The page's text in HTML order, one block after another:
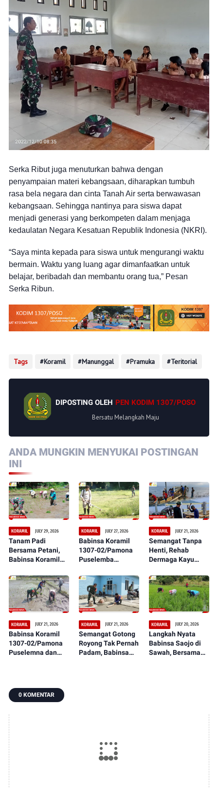
Serka Ribut juga menuturkan bahwa dengan
penyampaian materi kebangsaan, diharapkan tumbuh
rasa bela negara dan cinta Tanah Air serta berwawasan
kebangsaan. Sehingga nantinya para siswa dapat
menjadi generasi yang berkompeten dalam menjaga
kedaulatan Negara Kesatuan Republik Indonesia (NKRI).
“Saya minta kepada para siswa untuk mengurangi waktu
bermain. Waktu yang luang agar dimanfaatkan untuk
belajar, beribadah dan membantu orang tua,” Pesan
Serka Ribun.
Tags Koramil Manunggal Pramuka Teritorial
DIPOSTING OLEH PEN KODIM 1307/POSO
Bersatu Melangkah Maju
ANDA MUNGKIN MENYUKAI POSTINGAN
INI
KORAMIL JULY 29, 2026
Tanam Padi
Bersama Petani,
Babinsa Koramil
Puselemba Dukung
Peningkatan Hasil
Panen dan
Ketahanan Pangan
KORAMIL JULY 27, 2026
Babinsa Koramil
1307-02/Pamona
Puselemba
Masyarakat
Ciptakan Lapangan
Sepak Bola Bersih,
Nyaman, dan
Representatif
KORAMIL JULY 21, 2026
Semangat Tanpa
Henti, Rehab
Dermaga Kayu
Teritorial TNI Terus
Tunjukkan
Perkembangan
Signifikan
KORAMIL JULY 21, 2026
Babinsa Koramil
1307-02/Pamona
Puselemna dan
Jadi Awal Harapan
Panen Berlimpah
KORAMIL JULY 21, 2026
Semangat Gotong
Royong Tak Pernah
Padam, Babinsa
KORAMIL JULY 20, 2026
Langkah Nyata
Babinsa Saojo di
Sawah, Bersama
0 KOMENTAR